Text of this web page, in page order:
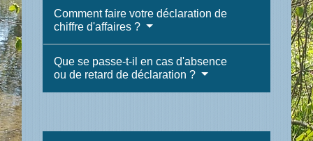
Comment faire votre déclaration de
chiffre d'affaires ?
Que se passe-t-il en cas d'absence
ou de retard de déclaration ?